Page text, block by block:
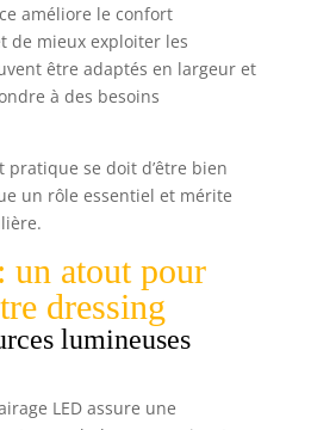
améliore le confort
de mieux exploiter les
être adaptés en largeur et
à des besoins
pratique se doit d’être bien
un rôle essentiel et mérite
un atout pour
dressing
lumineuses
LED assure une